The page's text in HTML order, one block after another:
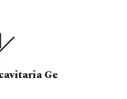
Ge